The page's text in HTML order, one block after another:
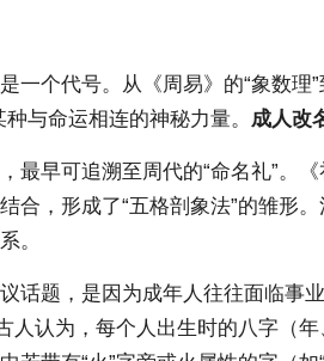
一个代号。从《周易》的“象数
与命运相连的神秘力量。 成人改
最早可追溯至周代的“命名礼”。
合，形成了“五格剖象法”的雏形
。
话题，是因为成年人往往面临事
人认为，每个人出生时的八字（